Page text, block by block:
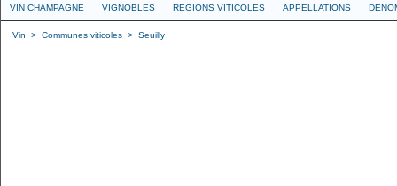
VIN CHAMPAGNE VIGNOBLES REGIONS VITICOLES APPELLATIONS
Vin > Communes viticoles > Seuilly